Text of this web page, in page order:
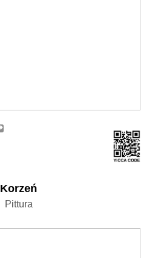
Korzeń
Pittura